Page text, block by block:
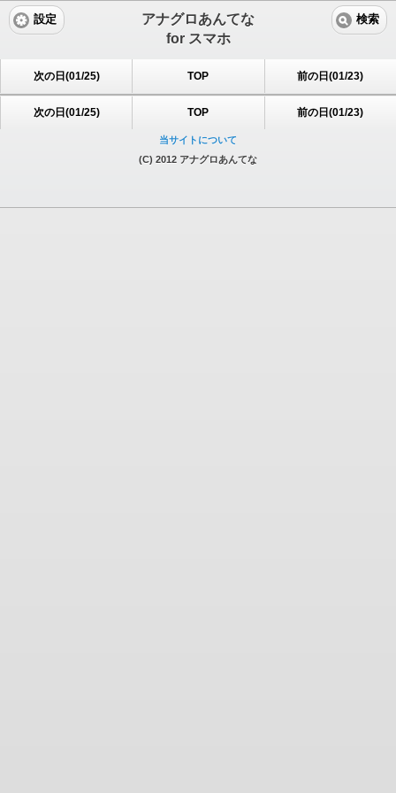
アナグロあんてな
for スマホ
設定 検索
次の日(01/25) TOP 前の日(01/23)
次の日(01/25) TOP 前の日(01/23)
当サイトについて
(C) 2012 アナグロあんてな